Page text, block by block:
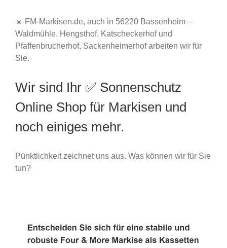
☀️ FM-Markisen.de, auch in 56220 Bassenheim –
Waldmühle, Hengsthof, Katscheckerhof und
Pfaffenbrucherhof, Sackenheimerhof arbeiten wir für
Sie.
Wir sind Ihr ✅ Sonnenschutz
Online Shop für Markisen und
noch einiges mehr.
Pünktlichkeit zeichnet uns aus. Was können wir für Sie
tun?